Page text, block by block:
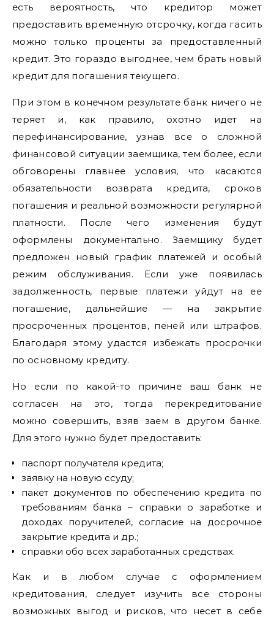
есть вероятность, что кредитор может
предоставить временную отсрочку, когда гасить
можно только проценты за предоставленный
кредит. Это гораздо выгоднее, чем брать новый
кредит для погашения текущего.
При этом в конечном результате банк ничего не
теряет и, как правило, охотно идет на
перефинансирование, узнав все о сложной
финансовой ситуации заемщика, тем более, если
обговорены главнее условия, что касаются
обязательности возврата кредита, сроков
погашения и реальной возможности регулярной
платности. После чего изменения будут
оформлены документально. Заемщику будет
предложен новый график платежей и особый
режим обслуживания. Если уже появилась
задолженность, первые платежи уйдут на ее
погашение, дальнейшие — на закрытие
просроченных процентов, пеней или штрафов.
Благодаря этому удастся избежать просрочки
по основному кредиту.
Но если по какой-то причине ваш банк не
согласен на это, тогда перекредитование
можно совершить, взяв заем в другом банке.
Для этого нужно будет предоставить:
паспорт получателя кредита;
заявку на новую ссуду;
пакет документов по обеспечению кредита по
требованиям банка – справки о заработке и
доходах поручителей, согласие на досрочное
закрытие кредита и др.;
справки обо всех заработанных средствах.
Как и в любом случае с оформлением
кредитования, следует изучить все стороны
возможных выгод и рисков, что несет в себе